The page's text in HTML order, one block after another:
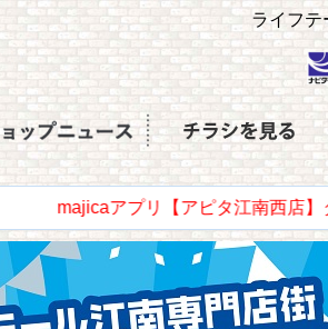
ライフテ
majicaアプリ【アピタ江南西店】タイム